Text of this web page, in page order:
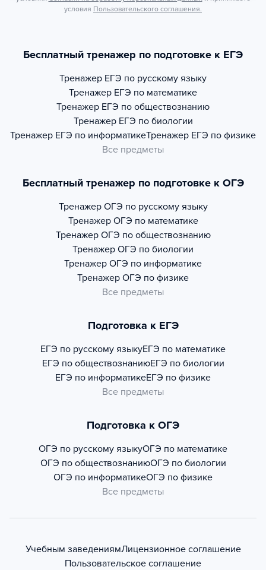
условия Пользовательского соглашения.
Бесплатный тренажер по подготовке к ЕГЭ
Тренажер ЕГЭ по русскому языку
Тренажер ЕГЭ по математике
Тренажер ЕГЭ по обществознанию
Тренажер ЕГЭ по биологии
Тренажер ЕГЭ по информатикеТренажер ЕГЭ по физике
Все предметы
Бесплатный тренажер по подготовке к ОГЭ
Тренажер ОГЭ по русскому языку
Тренажер ОГЭ по математике
Тренажер ОГЭ по обществознанию
Тренажер ОГЭ по биологии
Тренажер ОГЭ по информатике
Тренажер ОГЭ по физике
Все предметы
Подготовка к ЕГЭ
ЕГЭ по русскому языкуЕГЭ по математике
ЕГЭ по обществознаниюЕГЭ по биологии
ЕГЭ по информатикеЕГЭ по физике
Все предметы
Подготовка к ОГЭ
ОГЭ по русскому языкуОГЭ по математике
ОГЭ по обществознаниюОГЭ по биологии
ОГЭ по информатикеОГЭ по физике
Все предметы
Учебным заведениямЛицензионное соглашение
Пользовательское соглашение